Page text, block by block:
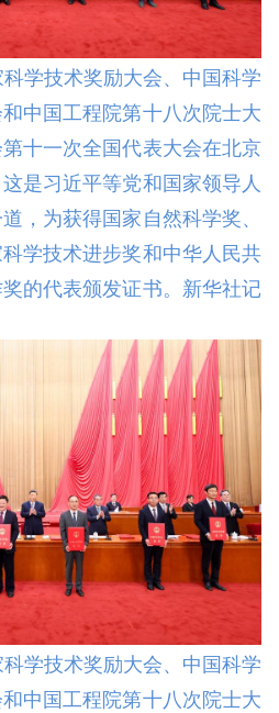
学技术奖励大会、中国科学
中国工程院第十八次院士大
十一次全国代表大会在北京
是习近平等党和国家领导人
，为获得国家自然科学奖、
学技术进步奖和中华人民共
的代表颁发证书。新华社记
学技术奖励大会、中国科学
中国工程院第十八次院士大